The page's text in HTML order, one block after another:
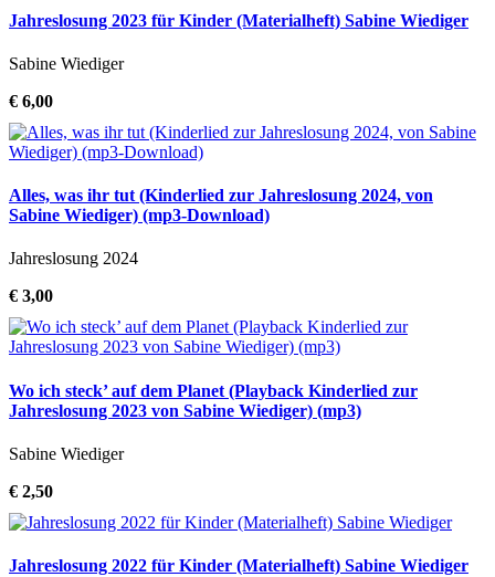
Jahreslosung 2023 für Kinder (Materialheft) Sabine Wiediger
Sabine Wiediger
€ 6,00
Alles, was ihr tut (Kinderlied zur Jahreslosung 2024, von
Sabine Wiediger) (mp3-Download)
Jahreslosung 2024
€ 3,00
Wo ich steck’ auf dem Planet (Playback Kinderlied zur
Jahreslosung 2023 von Sabine Wiediger) (mp3)
Sabine Wiediger
€ 2,50
Jahreslosung 2022 für Kinder (Materialheft) Sabine Wiediger